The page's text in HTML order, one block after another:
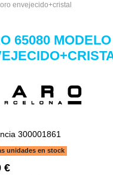
envejecido+cristal
65080
300001861
unidades en stock
€